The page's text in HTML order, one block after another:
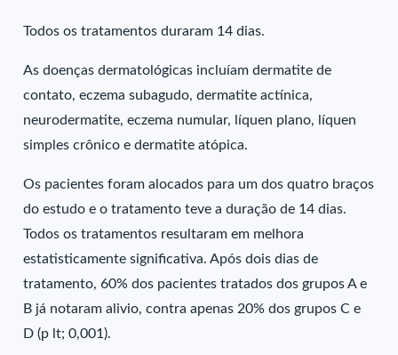
Todos os tratamentos duraram 14 dias.
As doenças dermatológicas incluíam dermatite de
contato, eczema subagudo, dermatite actínica,
neurodermatite, eczema numular, líquen plano, líquen
simples crônico e dermatite atópica.
Os pacientes foram alocados para um dos quatro braços
do estudo e o tratamento teve a duração de 14 dias.
Todos os tratamentos resultaram em melhora
estatisticamente significativa. Após dois dias de
tratamento, 60% dos pacientes tratados dos grupos A e
B já notaram alivio, contra apenas 20% dos grupos C e
D (p lt; 0,001).